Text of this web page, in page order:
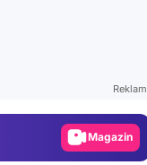
Reklam
Magazin